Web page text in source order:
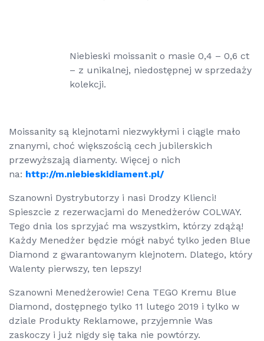
Niebieski moissanit o masie 0,4 – 0,6 ct
– z unikalnej, niedostępnej w sprzedaży
kolekcji.
Moissanity są klejnotami niezwykłymi i ciągle mało
znanymi, choć większością cech jubilerskich
przewyższają diamenty. Więcej o nich
na: http://m.niebieskidiament.pl/
Szanowni Dystrybutorzy i nasi Drodzy Klienci!
Spieszcie z rezerwacjami do Menedżerów COLWAY.
Tego dnia los sprzyjać ma wszystkim, którzy zdążą!
Każdy Menedżer będzie mógł nabyć tylko jeden Blue
Diamond z gwarantowanym klejnotem. Dlatego, który
Walenty pierwszy, ten lepszy!
Szanowni Menedżerowie! Cena TEGO Kremu Blue
Diamond, dostępnego tylko 11 lutego 2019 i tylko w
dziale Produkty Reklamowe, przyjemnie Was
zaskoczy i już nigdy się taka nie powtórzy.